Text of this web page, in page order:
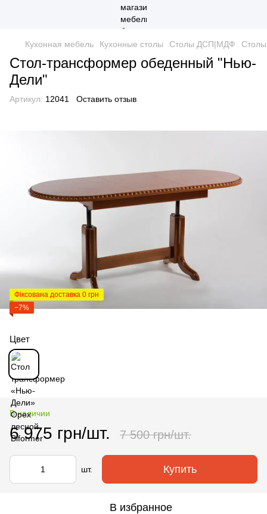
Кухонная мебель Кухонные столы Столы ДСП|МДФ
Стол-трансформер обеденный "Нью-
Дели"
Артикул: 12041 Оставить отзыв
Фіксована доставка 0 грн
−7%
Цвет
В наличии
6 975 грн/шт. 7 500 грн/шт.
шт. Купить
В избранное